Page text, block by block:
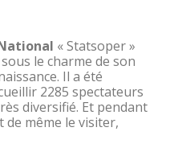
« Statsoper »
le charme de son
Il a été
2285 spectateurs
diversifié. Et pendant
même le visiter,